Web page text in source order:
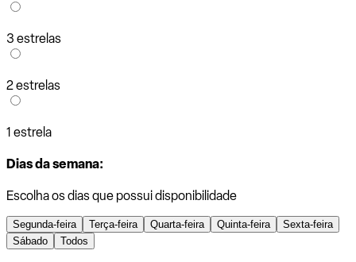
3 estrelas
2 estrelas
1 estrela
Dias da semana:
Escolha os dias que possui disponibilidade
Segunda-feira Terça-feira Quarta-feira Quinta-feira
Sexta-feira
Sábado
Todos